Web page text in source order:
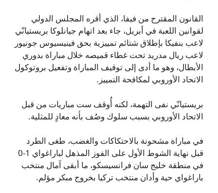
القانون المقترح من فيفا، الذي أقره المجلس الدولي
لقوانين اللعبة في أبريل، جاء بعد اتهام جيانلوكا بريستيانّي
لاعب بنفيكا بإطلاق شتائم تمييزية بحق فينيسيوس جونيور
لاعب ريال مدريد تحت غطاء قميصه خلال مباراة بدوري
الأبطال، وهو ما أدى إلى توقيف المباراة وتفعيل بروتوكول
الاتحاد الأوروبي لمكافحة التمييز.
بريستيانّي نفى التهمة، لكنه أُوقف ست مباريات من قبل
الاتحاد الأوروبي بسبب سلوك وصُف بأنه معادٍ للمثلية.
في مباراة مشحونة بالاحتكاكات والغضب، طغى الطرد
قبل نهاية الشوط الأول على الفوز المذهل لباراغواي 1-0
في منطقة خليج سان فرانسيسكو، ما أبقى آمال منتخب
باراغواي حية وأدان منتخب تركيا بخروج مبكر مؤلم.